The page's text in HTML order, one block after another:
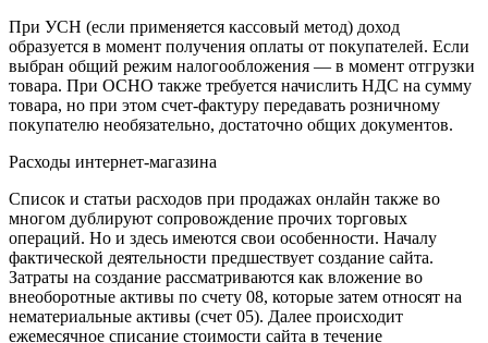
При УСН (если применяется кассовый метод) доход
образуется в момент получения оплаты от покупателей. Если
выбран общий режим налогообложения ― в момент отгрузки
товара. При ОСНО также требуется начислить НДС на сумму
товара, но при этом счет-фактуру передавать розничному
покупателю необязательно, достаточно общих документов.
Расходы интернет-магазина
Список и статьи расходов при продажах онлайн также во
многом дублируют сопровождение прочих торговых
операций. Но и здесь имеются свои особенности. Началу
фактической деятельности предшествует создание сайта.
Затраты на создание рассматриваются как вложение во
внеоборотные активы по счету 08, которые затем относят на
нематериальные активы (счет 05). Далее происходит
ежемесячное списание стоимости сайта в течение